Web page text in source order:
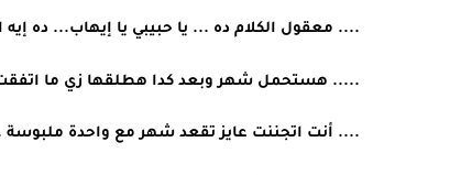
.... معقول الكلام ده ... يا حبيبي يا إيهاب... ده
..... هستحمل شهر وبعد كدا هطلقها زي ما اتفقت
.... أنت اتجننت عايز تقعد شهر مع واحدة ملبوسة